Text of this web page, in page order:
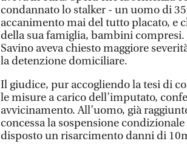
condannato lo stalker - un uomo di
accanimento mai del tutto placato, e
della sua famiglia, bambini
Savino aveva chiesto maggiore
la detenzione domiciliare.
Il giudice, pur accogliendo la tesi di
le misure a carico dell’imputato,
avvicinamento. All’uomo, già
concessa la sospensione
disposto un risarcimento danni di